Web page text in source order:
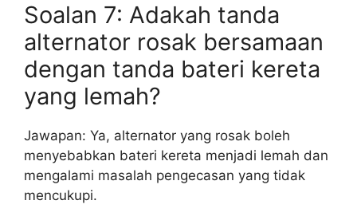
Soalan 7: Adakah tanda
alternator rosak bersamaan
dengan tanda bateri kereta
yang lemah?
Jawapan: Ya, alternator yang rosak boleh
menyebabkan bateri kereta menjadi lemah dan
mengalami masalah pengecasan yang tidak
mencukupi.